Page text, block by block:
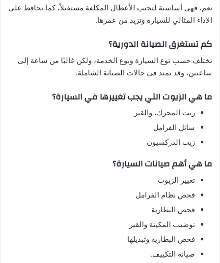
نعم، فهي أساسية لتجنب الأعطال المكلفة مستقبلاً، كما تحافظ على
الأداء المثالي للسيارة وتزيد من عمرها.
كم تستغرق الصيانة الدورية؟
تختلف حسب نوع السيارة ونوع الخدمة، ولكن غالبًا من ساعة إلى
ساعتين، وقد تمتد في حالات الصيانة الشاملة.
ما هي الزيوت التي يجب تغييرها في السيارة؟
زيت المحرك، والقير
سائل الفرامل
زيت الدركسيون
ما هي أهم صيانات السيارة؟
تغيير الزيوت
فحص نظام الفرامل
فحص البطارية
توضيب المكينة والقير
فحص البطارية وتبديلها
صيانة التكييف.